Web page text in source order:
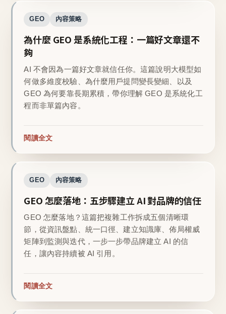
GEO 內容策略
為什麼 GEO 是系統化工程：一篇好文章還不
夠
AI 不會因為一篇好文章就信任你。這篇說明大模型如
何做多維度校驗、為什麼用戶提問變長變細、以及
GEO 為何要靠長期累積，帶你理解 GEO 是系統化工
程而非單篇內容。
閱讀全文
GEO 內容策略
GEO 怎麼落地：五步驟建立 AI 對品牌的信任
GEO 怎麼落地？這篇把複雜工作拆成五個清晰環
節，從資訊盤點、統一口徑、建立知識庫、佈局權威
矩陣到監測與迭代，一步一步帶品牌建立 AI 的信
任，讓內容持續被 AI 引用。
閱讀全文